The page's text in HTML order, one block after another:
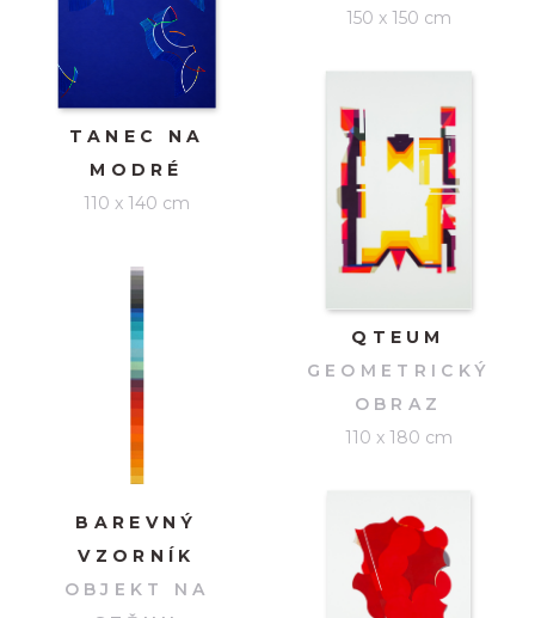
TANEC NA
MODRÉ
110 x 140 cm
BAREVNÝ
VZORNÍK
OBJEKT NA
150 x 150 cm
QTEUM
GEOMETRICKÝ
OBRAZ
110 x 180 cm